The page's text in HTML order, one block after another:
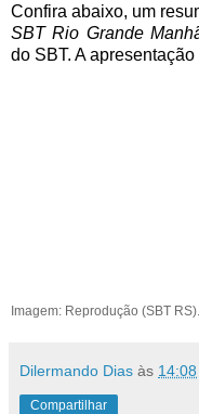
Confira abaixo, um
SBT Rio Grande
do SBT. A
Imagem: Reprodução (SBT RS).
Dilermando Dias às 14:08
Compartilhar